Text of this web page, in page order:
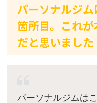
パーソナルジ
箇所目。これ
だと思いました
パーソナルジムは